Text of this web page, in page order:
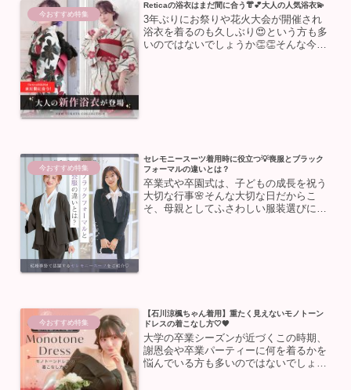
今おすすめ特集
Reticaの浴衣はまだ間に合う👘💕大人の人気浴衣💫
3年ぶりにお祭りや花火大会が開催され
浴衣を着るのも久しぶり😍という方も多
いのではないでしょうか👏👏そんな今年
今おすすめ特集
セレモニースーツ着用時に役立つ💡喪服とブラック
フォーマルの違いとは？
卒業式や卒園式は、子どもの成長を祝う
大切な行事🌸そんな大切な日だからこ
そ、母親としてふさわしい服装選びに悩
今おすすめ特集
【石川涼楓ちゃん着用】重たく見えないモノトーン
ドレスの着こなし方🤍🖤
大学の卒業シーズンが近づくこの時期、
謝恩会や卒業パーティーに何を着るかを
悩んでいる方も多いのではないでしょう